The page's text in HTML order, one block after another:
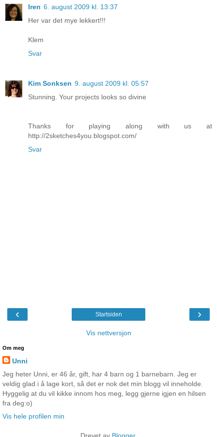
Iren 6. august 2009 kl. 13:37
Her var det mye lekkert!!!
Klem
Svar
Kim Sonksen 9. august 2009 kl. 05:57
Stunning. Your projects looks so divine
Thanks for playing along with us at
http://2sketches4you.blogspot.com/
Svar
‹ ›
Startsiden
Vis nettversjon
Om meg
Unni
Jeg heter Unni, er 46 år, gift, har 4 barn og 1 barnebarn. Jeg er
veldig glad i å lage kort, så det er nok det min blogg vil inneholde.
Hyggelig at du vil kikke innom hos meg, legg gjerne igjen en hilsen
fra deg:o)
Vis hele profilen min